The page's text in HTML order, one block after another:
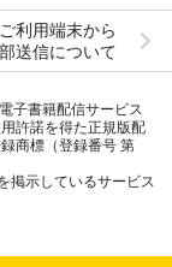
利用端末から
送信について
子書籍配信サービス
許諾を得た正規版配
商標（登録番号 第
掲示しているサービス